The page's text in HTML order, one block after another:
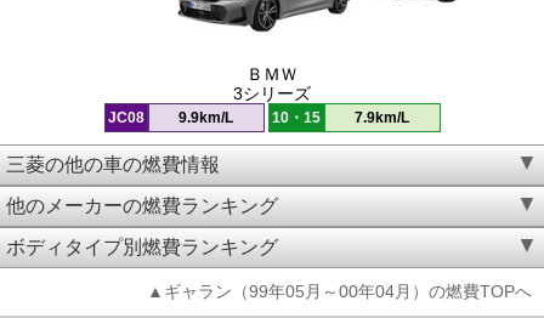
ＢＭＷ
3シリーズ
JC08 9.9km/L 10・15 7.9km/L
三菱の他の車の燃費情報
他のメーカーの燃費ランキング
ボディタイプ別燃費ランキング
▲ギャラン（99年05月～00年04月）の燃費TOPへ